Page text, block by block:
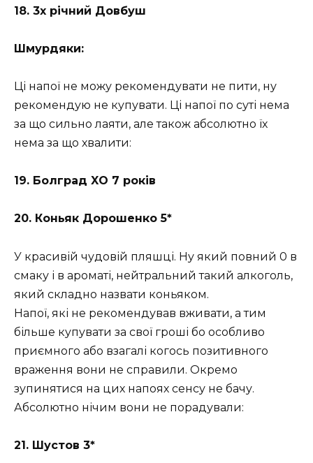
18. 3х річний Довбуш
Шмурдяки:
Ці напої не можу рекомендувати не пити, ну
рекомендую не купувати. Ці напої по суті нема
за що сильно лаяти, але також абсолютно їх
нема за що хвалити:
19. Болград XO 7 років
20. Коньяк Дорошенко 5*
У красивій чудовій пляшці. Ну який повний 0 в
смаку і в ароматі, нейтральний такий алкоголь,
який складно назвати коньяком.
Напої, які не рекомендував вживати, а тим
більше купувати за свої гроші бо особливо
приємного або взагалі когось позитивного
враження вони не справили. Окремо
зупинятися на цих напоях сенсу не бачу.
Абсолютно нічим вони не порадували:
21. Шустов 3*